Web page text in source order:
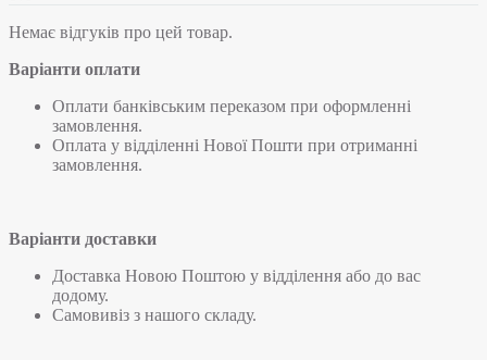
Немає відгуків про цей товар.
Варіанти оплати
Оплати банківським переказом при оформленні
замовлення.
Оплата у відділенні Нової Пошти при отриманні
замовлення.
Варіанти доставки
Доставка Новою Поштою у відділення або до вас
додому.
Самовивіз з нашого складу.